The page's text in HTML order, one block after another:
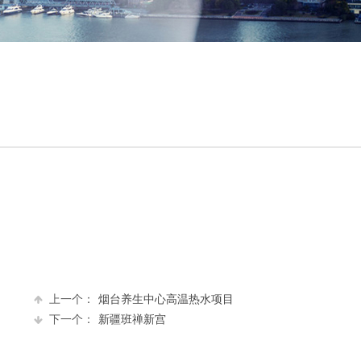
上一个：
烟台养生中心高温热水项目
下一个：
新疆班禅新宫